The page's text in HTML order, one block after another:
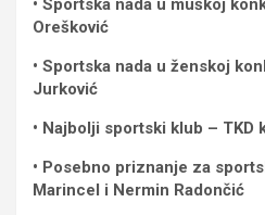
• Sportska nada u muškoj
Orešković
• Sportska nada u ženskoj
Jurković
• Najbolji sportski klub – TKD
• Posebno priznanje za
Marincel i Nermin Radončić